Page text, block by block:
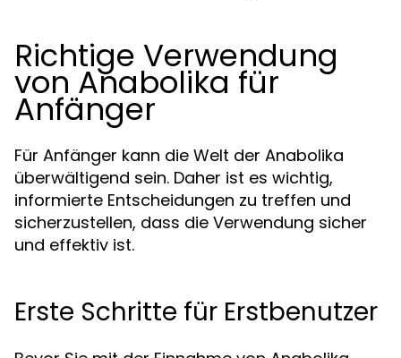
Richtige Verwendung
von Anabolika für
Anfänger
Für Anfänger kann die Welt der Anabolika
überwältigend sein. Daher ist es wichtig,
informierte Entscheidungen zu treffen und
sicherzustellen, dass die Verwendung sicher
und effektiv ist.
Erste Schritte für Erstbenutzer